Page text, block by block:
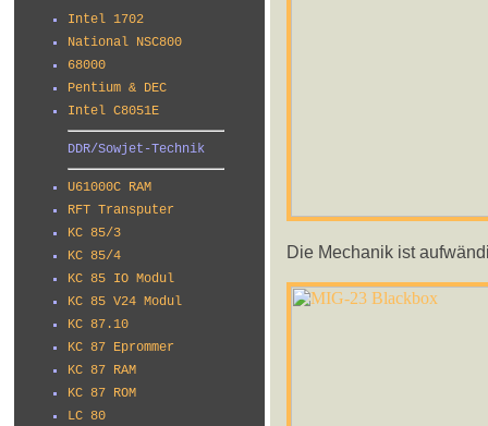
Intel 1702
National NSC800
68000
Pentium & DEC
Intel C8051E
DDR/Sowjet-Technik
U61000C RAM
RFT Transputer
KC 85/3
KC 85/4
KC 85 IO Modul
KC 85 V24 Modul
KC 87.10
KC 87 Eprommer
KC 87 RAM
KC 87 ROM
LC 80
Die Mechanik ist